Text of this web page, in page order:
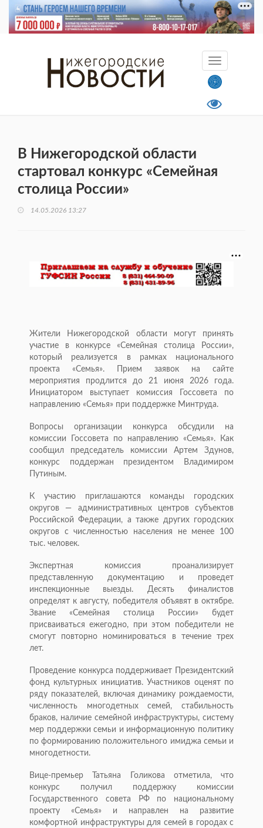
В Нижегородской области
стартовал конкурс «Семейная
столица России»
14.05.2026 13:27
Жители Нижегородской области могут принять
участие в конкурсе «Семейная столица России»,
который реализуется в рамках национального
проекта «Семья». Прием заявок на сайте
мероприятия продлится до 21 июня 2026 года.
Инициатором выступает комиссия Госсовета по
направлению «Семья» при поддержке Минтруда.
Вопросы организации конкурса обсудили на
комиссии Госсовета по направлению «Семья». Как
сообщил председатель комиссии Артем Здунов,
конкурс поддержан президентом Владимиром
Путиным.
К участию приглашаются команды городских
округов — административных центров субъектов
Российской Федерации, а также других городских
округов с численностью населения не менее 100
тыс. человек.
Экспертная комиссия проанализирует
представленную документацию и проведет
инспекционные выезды. Десять финалистов
определят к августу, победителя объявят в октябре.
Звание «Семейная столица России» будет
присваиваться ежегодно, при этом победители не
смогут повторно номинироваться в течение трех
лет.
Проведение конкурса поддерживает Президентский
фонд культурных инициатив. Участников оценят по
ряду показателей, включая динамику рождаемости,
численность многодетных семей, стабильность
браков, наличие семейной инфраструктуры, систему
мер поддержки семьи и информационную политику
по формированию положительного имиджа семьи и
многодетности.
Вице-премьер Татьяна Голикова отметила, что
конкурс получил поддержку комиссии
Государственного совета РФ по национальному
проекту «Семья» и направлен на развитие
комфортной инфраструктуры для семей в городах с